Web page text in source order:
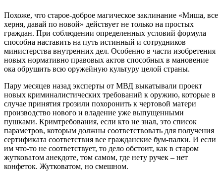
Похоже, что старое-доброе магическое заклинание «Миша, все
херня, давай по новой» действует не только на простых
граждан. При соблюдении определенных условий формула
способна наставить на путь истинный и сотрудников
министерства внутренних дел. Особенно в части изобретения
новых нормативно правовых актов способных в мановение
ока обрушить всю оружейную культуру целой страны.
Пару месяцев назад эксперты от МВД выкатывали проект
новых криминалистических требований к оружию, которые в
случае принятия грозили похоронить к чертовой матери
производство нового и владение уже выпущенными
пушками. Кримтребования, если кто не знал, это список
параметров, которым должны соответствовать для получения
сертификата соответствия все гражданские бум-палки. И если
им что-то не соответствует, то дело обстоит, как в старом
жутковатом анекдоте, том самом, где нету ручек – нет
конфеток. Жутковатом, но смешном.